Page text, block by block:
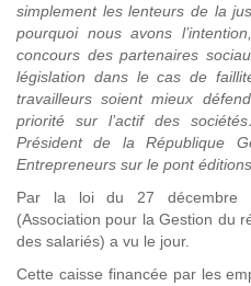
simplement les lenteurs de la
pourquoi nous avons
concours des partenaires
législation dans le cas de
travailleurs soient mieux
priorité sur l’actif des
Président de la République
Entrepreneurs sur le pont
Par la loi du 27 décembre
(Association pour la Gestion du
des salariés) a vu le jour.
Cette caisse financée par les